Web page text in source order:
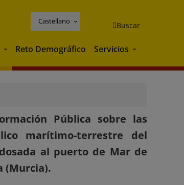
Castellano Buscar
Medio Ambiente
Reto Demográfico Servicios Servicios
Pública sobre las
marítimo-terrestre del
al puerto de Mar de
(Murcia).